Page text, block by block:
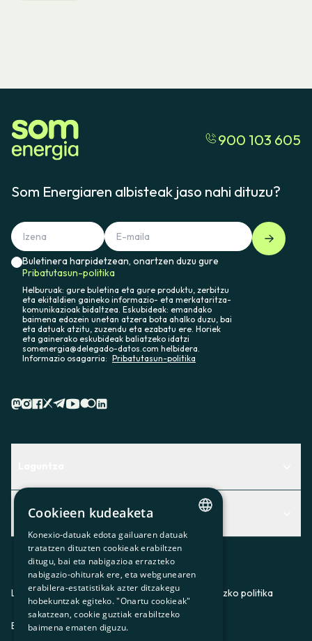
900 103 605
Som Energiaren albisteak jaso nahi dituzu?
Buletinera harpidetzean, onartzen duzu gure
Pribatutasun-politika
Helburuak: gure buletina eta gure produktu, zerbitzu
eta ekitaldien gaineko informazio- eta merkataritza-
komunikazioak bidaltzea. Eskubideak: emandako
baimena edozein unetan atzera bota ahalko duzu, bai
eta datuak atzitu, zuzendu eta ezabatu ere. Horiek
eta gainerako eskubideak baliatzeko idatzi
somenergia@delegado-datos.com helbidera.
Informazio osagarria: Pribatutasun-politika
Centro de Ayuda
Aurkitu zerbitzurik egokiena zuretzat
Contacto
Albisteak
Albisteak
Bazkideen txokoa
Prentsa
Gurekin lan egin
Lege-oharraPribatutasun-politikaCookieei buruzko politika
ES CAGLEU
CATALAN
SPANISH
GL
BASQUE
Cookieen kudeaketa
Konexio-datuak edota gailuaren datuak
tratatzen dituzten cookieak erabiltzen
ditugu, bai eta nabigazioa errazteko
nabigazio-ohiturak ere, eta webgunearen
erabilera-estatistikak azter ditzakegu
hobekuntzak egiteko. "Onartu cookieak"
sakatzean, cookie guztiak erabiltzeko
baimena ematen diguzu.